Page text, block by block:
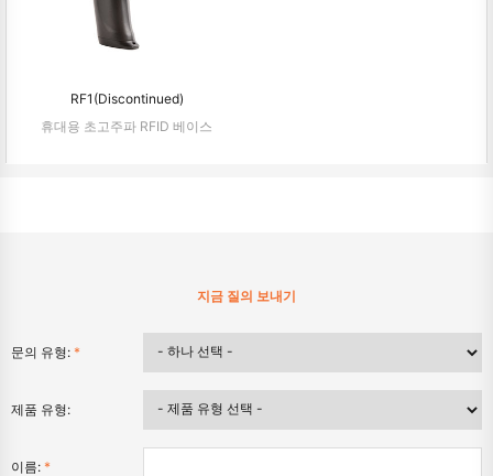
RF1(Discontinued)
휴대용 초고주파 RFID 베이스
지금 질의 보내기
문의 유형: *
제품 유형:
이름: *